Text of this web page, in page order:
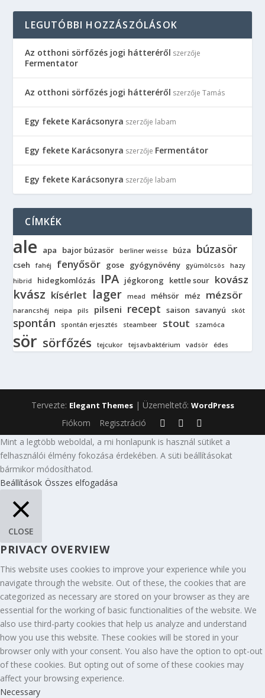
LEGUTÓBBI HOZZÁSZÓLÁSOK
Az otthoni sörfőzés jogi hátteréről szerzője
Fermentator
Az otthoni sörfőzés jogi hátteréről szerzőjeTamás
Egy fekete Karácsonyra szerzője labam
Egy fekete Karácsonyra szerzője Fermentátor
Egy fekete Karácsonyra szerzője labam
CÍMKÉK
ale apa bajor búzasör berliner weisse búza búzasör
cseh fahéj fenyősör gose gyógynövény gyümölcsös
hazy
hibrid
hidegkomlózás IPA jégkorong kettle sour kovász
kvász kísérlet lager mead méhsör méz mézsör
narancshéj neipa pils pilseni recept saison savanyú skót
spontán spontán erjesztés steambeer stout szamóca
sör sörfőzés tejcukor tejsavbaktérium vadsör édes
Tervezte: Elegant Themes| Üzemeltető: WordPress
Fiókom
Regisztráció
Mint a legtöbb weboldal, a mi honlapunk is használ sütiket a
felhasználói élmény fokozása érdekében. A süti beállításokat
bármikor módosíthatod.
Beállítások Összes elfogadása
CLOSE
PRIVACY OVERVIEW
This website uses cookies to improve your experience while you
navigate through the website. Out of these, the cookies that are
categorized as necessary are stored on your browser as they are
essential for the working of basic functionalities of the website. We
also use third-party cookies that help us analyze and understand
how you use this website. These cookies will be stored in your
browser only with your consent. You also have the option to opt-out
of these cookies. But opting out of some of these cookies may
affect your browsing experience.
Necessary